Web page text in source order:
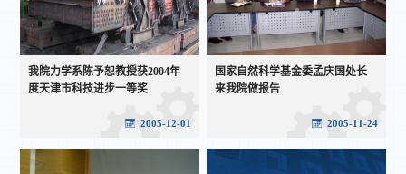
我院力学系陈予恕教授获2004年
度天津市科技进步一等奖
2005-12-01
国家自然科学基金委孟庆国处长
来我院做报告
2005-11-24